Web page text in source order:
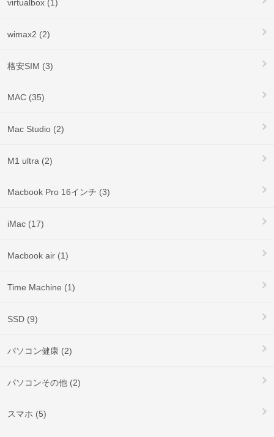
virtualbox (1)
wimax2 (2)
格安SIM (3)
MAC (35)
Mac Studio (2)
M1 ultra (2)
Macbook Pro 16インチ (3)
iMac (17)
Macbook air (1)
Time Machine (1)
SSD (9)
パソコン健康 (2)
パソコンその他 (2)
スマホ (5)